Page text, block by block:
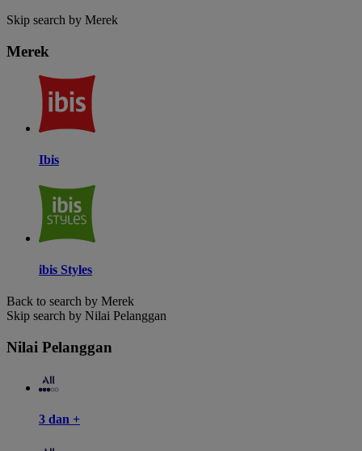
Skip search by Merek
Merek
Ibis
ibis Styles
Back to search by Merek
Skip search by Nilai Pelanggan
Nilai Pelanggan
3 dan +